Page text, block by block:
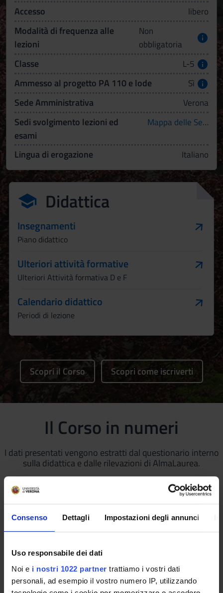
Consenso Dettagli Impostazioni degli annunci
Uso responsabile dei dati
Noi e i nostri 1022 partner trattiamo i vostri dati
personali, ad esempio il vostro numero IP, utilizzando
Accesso libero
Modalità di frequenza alle
lezioni
Non
obbligatoria
Classe L-5
Ammesso al progetto PA 110 e lode Sì
Sede Amministrativa Verona
Sedi svolgimento lezioni ed
esami
Mappa delle Sedi
Lingua di erogazione Italiano
Didattica
Insegnamenti
Piano didattico
Ulteriori attività formative
Ulteriori Attività formativa D e F
Calendario didattico
Periodi di lezione
Scopri il Corso Scopri come iscriverti
Il Corso in numeri
I dati presentati vengono estratti dal questionario interno
sulla didattica e dalle rilevazioni di AlmaLaurea.
40
Rapporto componente studentesca/personale
docente(2023/2024)
83%